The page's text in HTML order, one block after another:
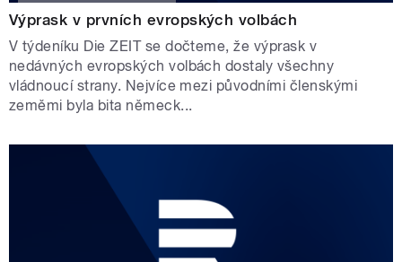
Výprask v prvních evropských volbách
V týdeníku Die ZEIT se dočteme, že výprask v
nedávných evropských volbách dostaly všechny
vládnoucí strany. Nejvíce mezi původními členskými
zeměmi byla bita německ...